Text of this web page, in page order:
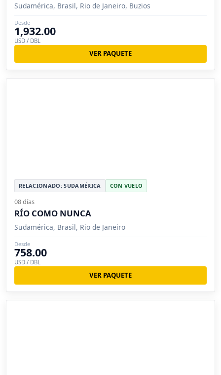
Sudamérica, Brasil, Rio de Janeiro, Buzios
Desde
1,932.00
USD / DBL
VER PAQUETE
RELACIONADO: SUDAMÉRICA CON VUELO
08 días
RÍO COMO NUNCA
Sudamérica, Brasil, Rio de Janeiro
Desde
758.00
USD / DBL
VER PAQUETE